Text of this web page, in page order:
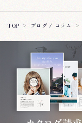
TOP ブログ / コラム